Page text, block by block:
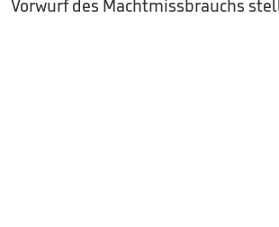
Vorwurf des Machtmissbrauchs